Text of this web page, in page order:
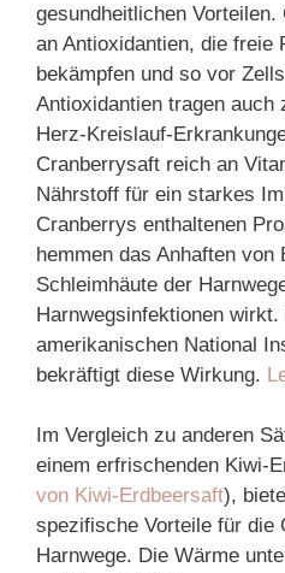
gesundheitlichen
an Antioxidantien, die freie
bekämpfen und so vor
Antioxidantien tragen auch
Herz-Kreislauf-
Cranberrysaft reich an
Nährstoff für ein starkes
Cranberrys enthaltenen
hemmen das Anhaften von
Schleimhäute der
Harnwegsinfektionen
amerikanischen National
bekräftigt diese Wirkung.
Im Vergleich zu anderen
einem erfrischenden Kiwi-
von Kiwi-Erdbeersaft),
spezifische Vorteile für die
Harnwege. Die Wärme